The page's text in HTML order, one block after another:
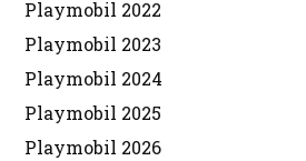
Playmobil 2022
Playmobil 2023
Playmobil 2024
Playmobil 2025
Playmobil 2026